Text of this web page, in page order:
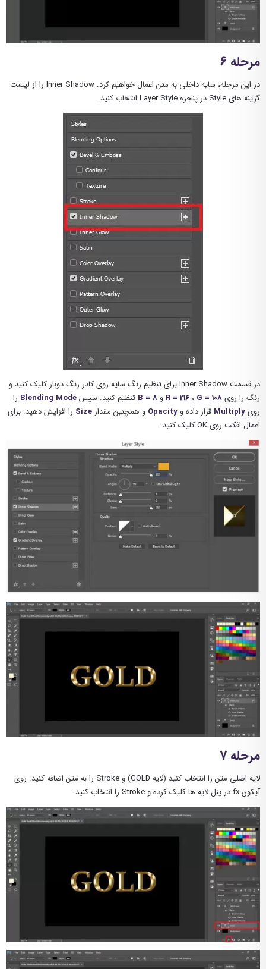
مرحله 6
در این مرحله، سایه داخلی به متن اعمال خواهیم کرد. Inner Shadow را از لیست
گزینه های Style در پنجره Layer Style انتخاب کنید.
در قسمت Inner Shadow برای تنظیم رنگ سایه روی کادر رنگ دوبار کلیک کنید و
رنگ را رویR = 216 ، G = 108 و تنظیم کنید. سپسBlending Mode را
رویMultiply قرار داده و Opacity و همچنین مقدار Size را افزایش دهید. برای
اعمال افکت روی OK کلیک کنید.
مرحله 7
لایه اصلی متن را انتخاب کنید (لایه GOLD) و Stroke را به متن اضافه کنید. روی
آیکون fx در پنل لایه ها کلیک کرده و Stroke را انتخاب کنید.